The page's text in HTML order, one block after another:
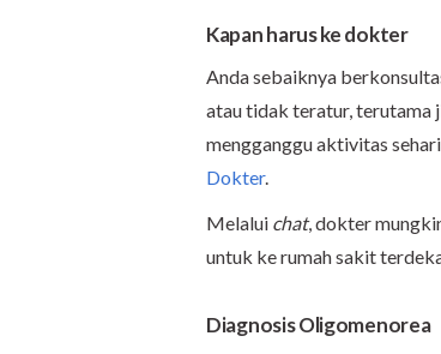
Kapan harus ke dokter
Anda sebaiknya
atau tidak teratur, terutama
mengganggu aktivitas
Dokter.
Melalui chat, dokter
untuk ke rumah sakit
Diagnosis Oligomenorea